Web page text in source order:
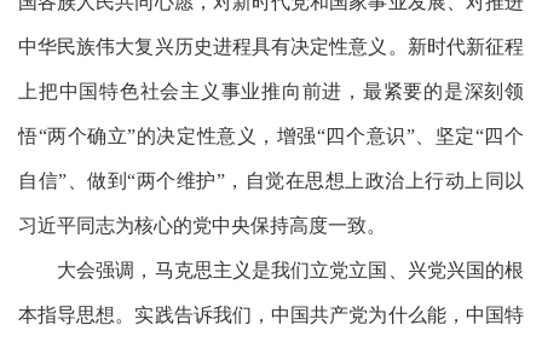
中华民族伟大复兴历史进程具有决定性意义。新时代新征程
上把中国特色社会主义事业推向前进，最紧要的是深刻领
悟“两个确立”的决定性意义，增强“四个意识”、坚定“四个
自信”、做到“两个维护”，自觉在思想上政治上行动上同以
习近平同志为核心的党中央保持高度一致。
大会强调，马克思主义是我们立党立国、兴党兴国的根
本指导思想。实践告诉我们，中国共产党为什么能，中国特